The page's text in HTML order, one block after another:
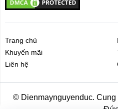
Trang chủ
Khuyến mãi
Liên hệ
© Dienmaynguyenduc.